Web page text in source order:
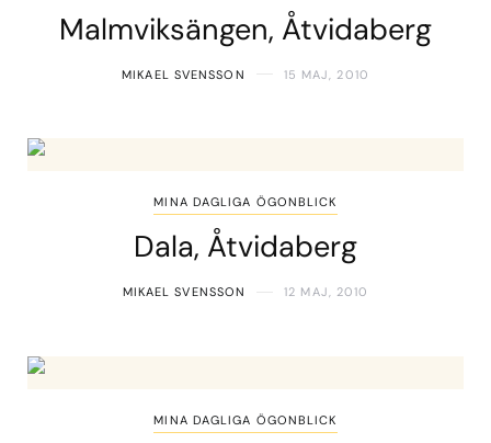
Malmviksängen, Åtvidaberg
MIKAEL SVENSSON 15 MAJ, 2010
MINA DAGLIGA ÖGONBLICK
Dala, Åtvidaberg
MIKAEL SVENSSON 12 MAJ, 2010
MINA DAGLIGA ÖGONBLICK